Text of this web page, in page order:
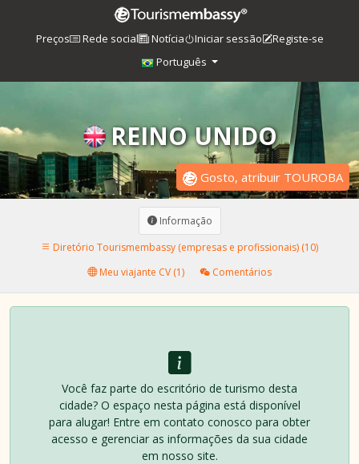
Preços Rede social Notícia Iniciar sessão
Registe-se
Português
REINO UNIDO
Gosto, atribuir TOUROBA
Informação
Diretório Tourismembassy (empresas e profissionais) (10)
Meu viajante CV (1)
Comentários
Você faz parte do escritório de turismo desta
cidade? O espaço nesta página está disponível
para alugar! Entre em contato conosco para obter
acesso e gerenciar as informações da sua cidade
em nosso site.